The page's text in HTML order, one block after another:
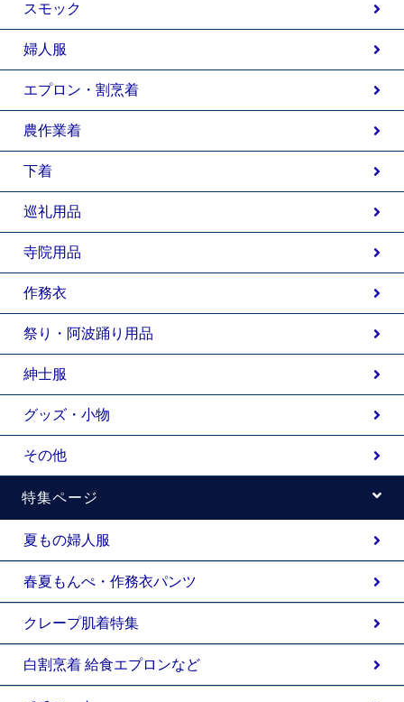
スモック
婦人服
エプロン・割烹着
農作業着
下着
巡礼用品
寺院用品
作務衣
祭り・阿波踊り用品
紳士服
グッズ・小物
その他
特集ページ
夏もの婦人服
春夏もんぺ・作務衣パンツ
クレープ肌着特集
白割烹着 給食エプロンなど